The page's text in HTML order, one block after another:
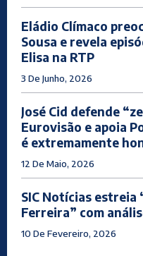
Eládio Clímaco
Sousa e revela
Elisa na RTP
3 De Junho, 2026
José Cid defende
Eurovisão e apoia
é extremamente
12 De Maio, 2026
SIC Notícias estreia
Ferreira” com
10 De Fevereiro, 2026